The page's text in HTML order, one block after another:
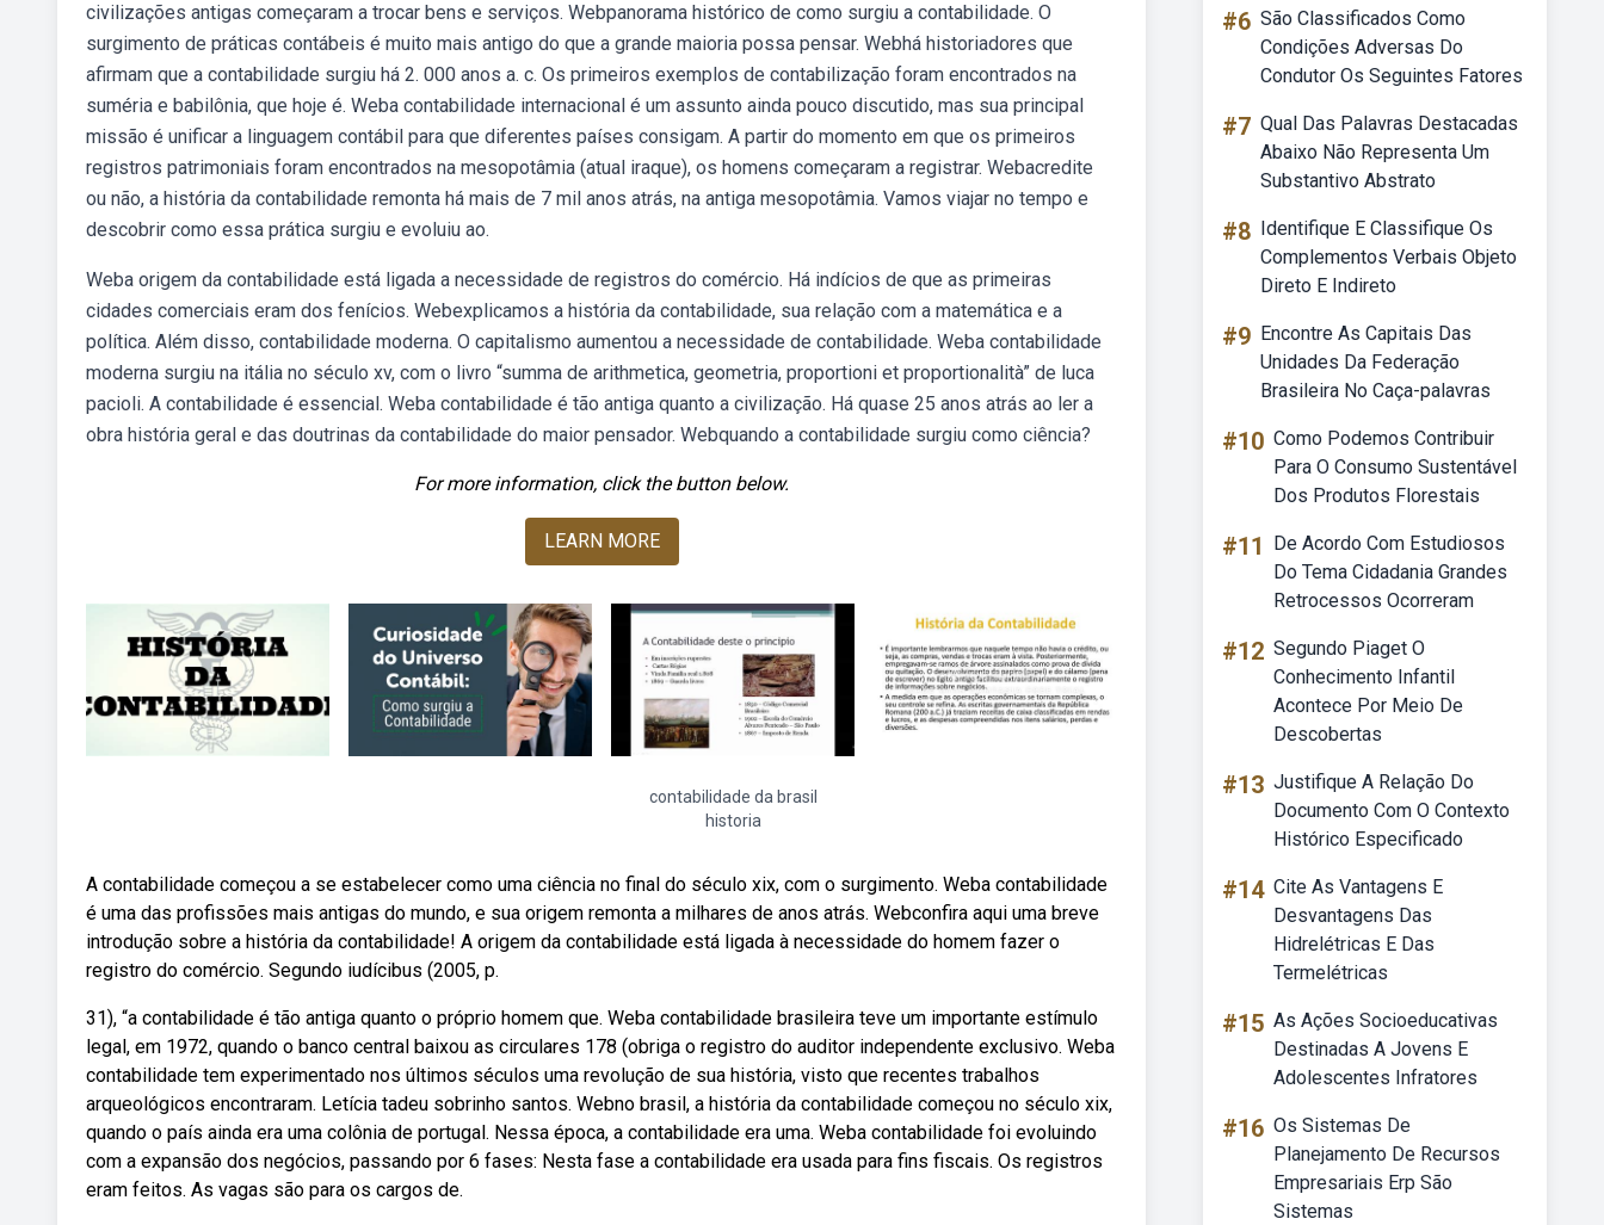
civilizações antigas começaram a trocar bens e serviços. Webpanorama histórico de como surgiu a contabilidade. O
surgimento de práticas contábeis é muito mais antigo do que a grande maioria possa pensar. Webhá historiadores que
afirmam que a contabilidade surgiu há 2. 000 anos a. c. Os primeiros exemplos de contabilização foram encontrados na
suméria e babilônia, que hoje é. Weba contabilidade internacional é um assunto ainda pouco discutido, mas sua principal
missão é unificar a linguagem contábil para que diferentes países consigam. A partir do momento em que os primeiros
registros patrimoniais foram encontrados na mesopotâmia (atual iraque), os homens começaram a registrar. Webacredite
ou não, a história da contabilidade remonta há mais de 7 mil anos atrás, na antiga mesopotâmia. Vamos viajar no tempo e
descobrir como essa prática surgiu e evoluiu ao.
Weba origem da contabilidade está ligada a necessidade de registros do comércio. Há indícios de que as primeiras
cidades comerciais eram dos fenícios. Webexplicamos a história da contabilidade, sua relação com a matemática e a
política. Além disso, contabilidade moderna. O capitalismo aumentou a necessidade de contabilidade. Weba contabilidade
moderna surgiu na itália no século xv, com o livro “summa de arithmetica, geometria, proportioni et proportionalità” de luca
pacioli. A contabilidade é essencial. Weba contabilidade é tão antiga quanto a civilização. Há quase 25 anos atrás ao ler a
obra história geral e das doutrinas da contabilidade do maior pensador. Webquando a contabilidade surgiu como ciência?
For more information, click the button below.
LEARN MORE
contabilidade da brasil
historia
A contabilidade começou a se estabelecer como uma ciência no final do século xix, com o surgimento. Weba contabilidade
é uma das profissões mais antigas do mundo, e sua origem remonta a milhares de anos atrás. Webconfira aqui uma breve
introdução sobre a história da contabilidade! A origem da contabilidade está ligada à necessidade do homem fazer o
registro do comércio. Segundo iudícibus (2005, p.
31), “a contabilidade é tão antiga quanto o próprio homem que. Weba contabilidade brasileira teve um importante estímulo
legal, em 1972, quando o banco central baixou as circulares 178 (obriga o registro do auditor independente exclusivo. Weba
contabilidade tem experimentado nos últimos séculos uma revolução de sua história, visto que recentes trabalhos
arqueológicos encontraram. Letícia tadeu sobrinho santos. Webno brasil, a história da contabilidade começou no século xix,
quando o país ainda era uma colônia de portugal. Nessa época, a contabilidade era uma. Weba contabilidade foi evoluindo
com a expansão dos negócios, passando por 6 fases: Nesta fase a contabilidade era usada para fins fiscais. Os registros
eram feitos. As vagas são para os cargos de.
#6 São Classificados Como
Condições Adversas Do
Condutor Os Seguintes Fatores
#7 Qual Das Palavras Destacadas
Abaixo Não Representa Um
Substantivo Abstrato
#8 Identifique E Classifique Os
Complementos Verbais Objeto
Direto E Indireto
#9 Encontre As Capitais Das
Unidades Da Federação
Brasileira No Caça-palavras
#10 Como Podemos Contribuir
Para O Consumo Sustentável
Dos Produtos Florestais
#11
De Acordo Com Estudiosos
Do Tema Cidadania Grandes
Retrocessos Ocorreram
#12 Segundo Piaget O
Conhecimento Infantil
Acontece Por Meio De
Descobertas
#13 Justifique A Relação Do
Documento Com O Contexto
Histórico Especificado
#14 Cite As Vantagens E
Desvantagens Das
Hidrelétricas E Das
Termelétricas
#15 As Ações Socioeducativas
Destinadas A Jovens E
Adolescentes Infratores
#16 Os Sistemas De
Planejamento De Recursos
Empresariais Erp São
Sistemas